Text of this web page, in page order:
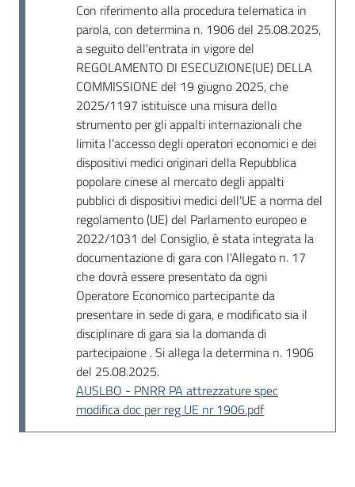
Con riferimento alla procedura telematica in
parola, con determina n. 1906 del 25.08.2025,
a seguito dell'entrata in vigore del
REGOLAMENTO DI ESECUZIONE(UE) DELLA
COMMISSIONE del 19 giugno 2025, che
2025/1197 istituisce una misura dello
strumento per gli appalti internazionali che
limita l’accesso degli operatori economici e dei
dispositivi medici originari della Repubblica
popolare cinese al mercato degli appalti
pubblici di dispositivi medici dell’UE a norma del
regolamento (UE) del Parlamento europeo e
2022/1031 del Consiglio, è stata integrata la
documentazione di gara con l'Allegato n. 17
che dovrà essere presentato da ogni
Operatore Economico partecipante da
presentare in sede di gara, e modificato sia il
disciplinare di gara sia la domanda di
partecipaione . Si allega la determina n. 1906
del 25.08.2025.
AUSLBO - PNRR PA attrezzature spec
modifica doc per reg UE nr 1906.pdf